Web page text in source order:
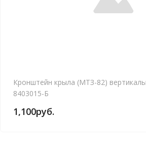
Кронштейн крыла (МТЗ-82)
8403015-Б
1,100руб.